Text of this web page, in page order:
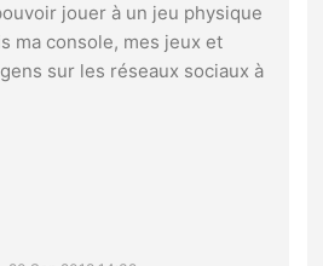
jouer à un jeu physique
ma console, mes jeux et
sur les réseaux sociaux à